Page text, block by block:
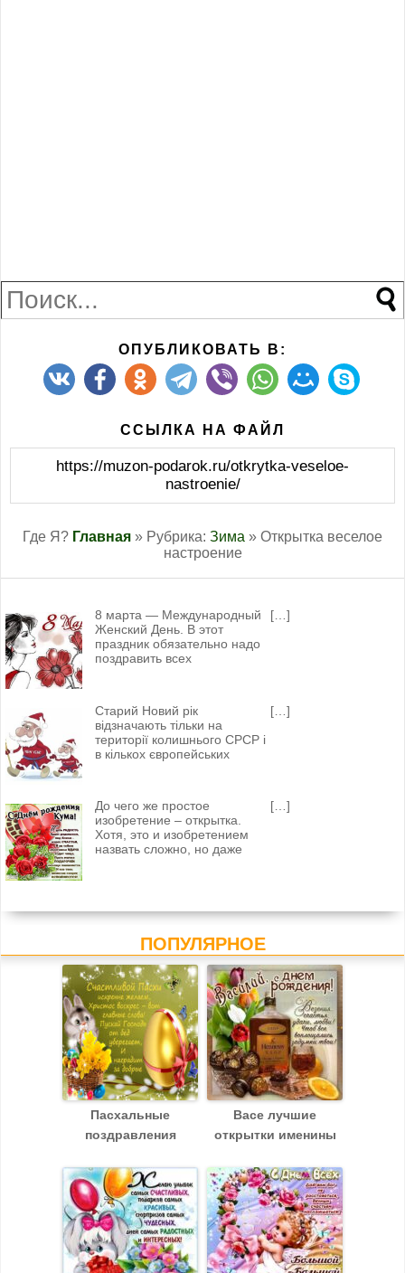
ОПУБЛИКОВАТЬ В:
ССЫЛКА НА ФАЙЛ
https://muzon-podarok.ru/otkrytka-veseloe-
nastroenie/
Где Я? Главная » Рубрика: Зима » Открытка веселое
настроение
8 марта — Международный
Женский День. В этот
праздник обязательно надо
поздравить всех
[…]
Старий Новий рік
відзначають тільки на
території колишнього СРСР і
в кількох європейських
[…]
До чего же простое
изобретение – открытка.
Хотя, это и изобретением
назвать сложно, но даже
[…]
ПОПУЛЯРНОЕ
Пасхальные
поздравления
Васе лучшие
открытки именины